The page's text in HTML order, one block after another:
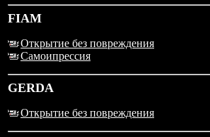
FIAM
Открытие без повреждения
Самоипрессия
GERDA
Открытие без повреждения